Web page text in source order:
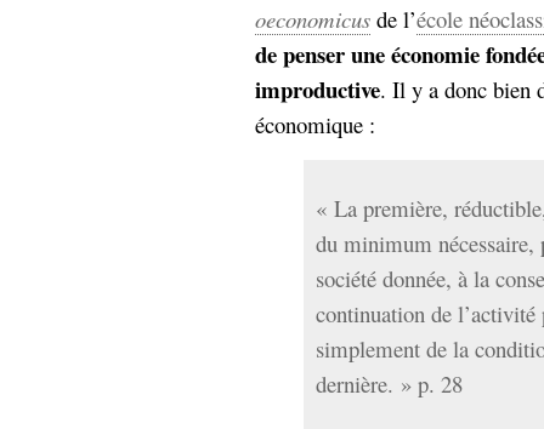
oeconomicus de l’école
de penser une économie
improductive. Il y a donc bien
économique :
« La première,
du minimum nécessaire,
société donnée, à la
continuation de
simplement de la
dernière. » p. 28